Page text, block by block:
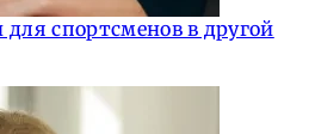
спортсменов в другой